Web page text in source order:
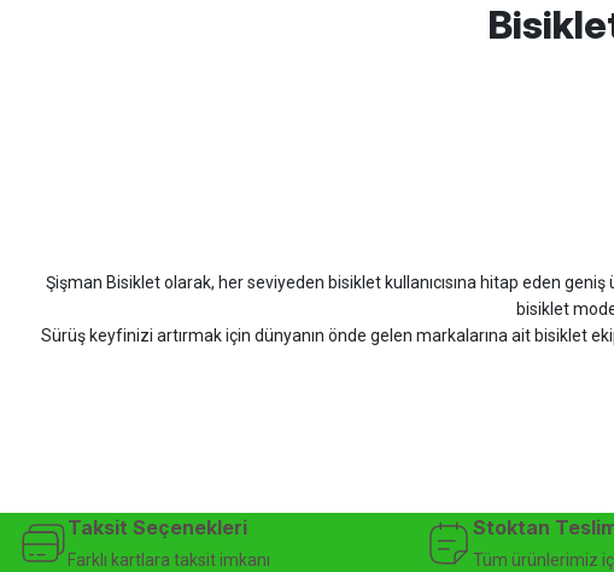
Uygun olursa alacağım
Hüseyin Akıncı | 14/07/2026
A... A... | 01/07/2026
Şişman Bisiklet olarak, her seviyeden bisiklet kullanıcısına hitap eden
bisiklet
Sürüş keyfinizi artırmak için dünyanın önde gelen markalarına ait bisiklet
Hızlı kargo, güvenli ödeme seçenekleri, satış sonrası teknik
Taksit Seçenekleri
Farklı kartlara taksit imkanı
Stoktan
Tüm ürünlerimiz